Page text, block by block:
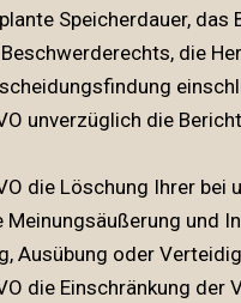
Speicherdauer,
die
unverzüglich die
die Löschung Ihrer
Meinungsäußerung und
Ausübung oder
die Einschränkung